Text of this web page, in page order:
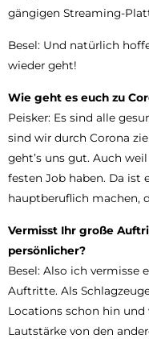
gängigen Streaming-
Besel: Und natürlich
wieder geht!
Wie geht es euch zu
Peisker: Es sind alle
sind wir durch Corona
geht’s uns gut. Auch
festen Job haben. Da ist
hauptberuflich machen,
Vermisst Ihr große
persönlicher?
Besel: Also ich vermisse
Auftritte. Als
Locations schon hin
Lautstärke von den